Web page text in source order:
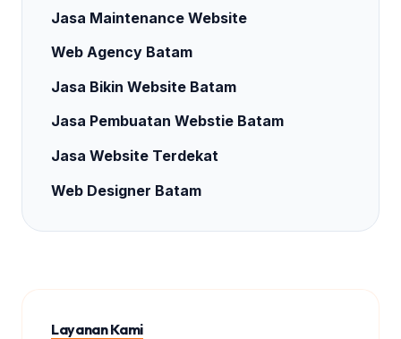
Jasa Maintenance Website
Web Agency Batam
Jasa Bikin Website Batam
Jasa Pembuatan Webstie Batam
Jasa Website Terdekat
Web Designer Batam
Layanan Kami